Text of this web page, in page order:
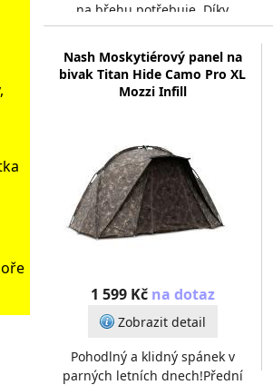
na břehu potřebuje. Díky
osvědčené, velmi pevné a tuhé
konstrukci Vám bivak p
Nash Moskytiérový panel na
bivak Titan Hide Camo Pro XL
Mozzi Infill
1 599 Kč na dotaz
Zobrazit detail
Pohodlný a klidný spánek v
parných letních dnech!Přední